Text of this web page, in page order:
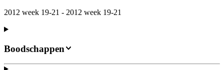
2012 week 19-21 - 2012 week 19-21
Boodschappen